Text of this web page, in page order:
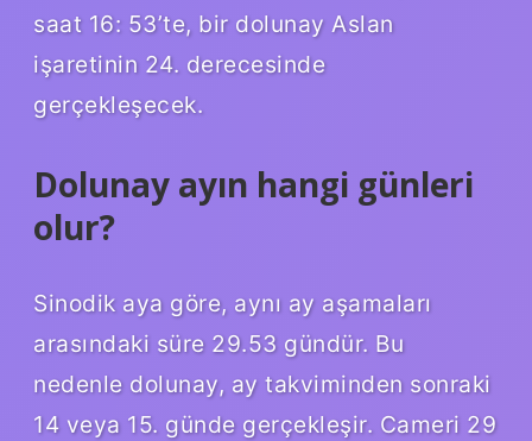
saat 16: 53’te, bir dolunay Aslan
işaretinin 24. derecesinde
gerçekleşecek.
Dolunay ayın hangi günleri
olur?
Sinodik aya göre, aynı ay aşamaları
arasındaki süre 29.53 gündür. Bu
nedenle dolunay, ay takviminden sonraki
14 veya 15. günde gerçekleşir. Cameri 29